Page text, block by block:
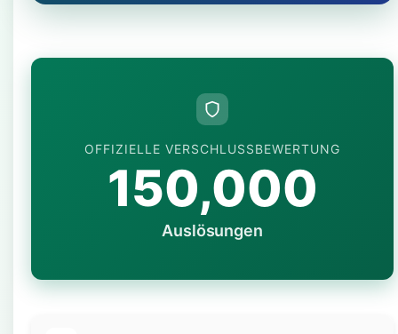
OFFIZIELLE VERSCHLUSSBEWERTUNG
150,000
Auslösungen